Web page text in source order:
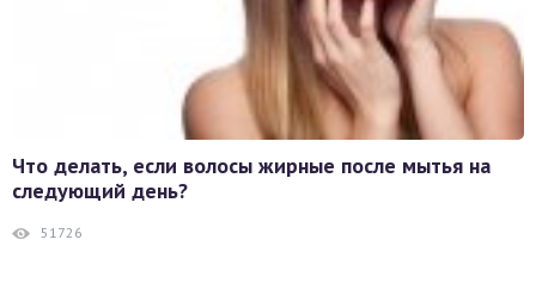
Что делать, если волосы жирные после мытья на
следующий день?
51726